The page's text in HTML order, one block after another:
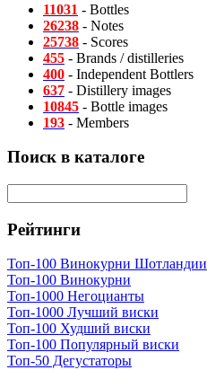
11031 - Bottles
26238 - Notes
25738 - Scores
455 - Brands / distilleries
400 - Independent Bottlers
637 - Distillery images
10845 - Bottle images
193 - Members
Поиск в каталоге
Рейтинги
Топ-100 Винокурни Шотландии
Топ-100 Винокурни
Топ-1000 Негоцианты
Топ-1000 Лучший виски
Топ-100 Худший виски
Топ-100 Популярный виски
Топ-50 Дегустаторы